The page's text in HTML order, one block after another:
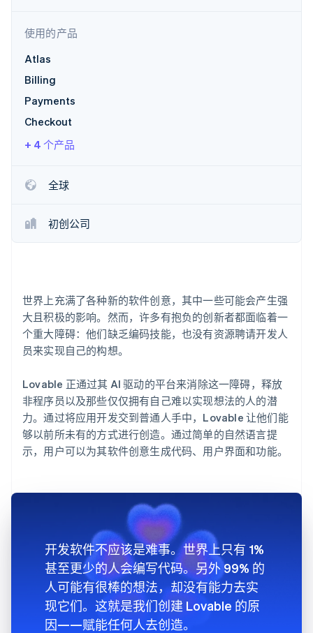
Atlas
初创企业注册
Climate
碳移除
使用的产品
Atlas
Billing
Payments
Checkout
+ 4 个产品
全球
初创公司
世界上充满了各种新的软件创意，其中一些可能会产生强
大且积极的影响。然而，许多有抱负的创新者都面临着一
个重大障碍：他们缺乏编码技能，也没有资源聘请开发人
员来实现自己的构想。
Lovable 正通过其 AI 驱动的平台来消除这一障碍，释放
非程序员以及那些仅仅拥有自己难以实现想法的人的潜
力。通过将应用开发交到普通人手中，Lovable 让他们能
够以前所未有的方式进行创造。通过简单的自然语言提
示，用户可以为其软件创意生成代码、用户界面和功能。
开发软件不应该是难事。世界上只有 1%
甚至更少的人会编写代码。另外 99% 的
人可能有很棒的想法，却没有能力去实
现它们。这就是我们创建 Lovable 的原
因——赋能任何人去创造。